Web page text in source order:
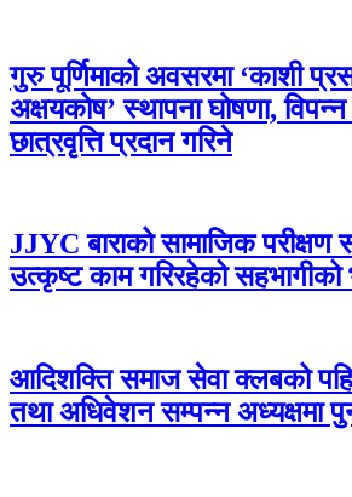
गुरु पूर्णिमाको अवसरमा ‘काशी
अक्षयकोष’ स्थापना घोषणा, विपन्न
छात्रवृत्ति प्रदान गरिने
JJYC बाराको सामाजिक
उत्कृष्ट काम गरिरहेको सहभागीको
आदिशक्ति समाज सेवा क्लबको
तथा अधिवेशन सम्पन्न अध्यक्षमा